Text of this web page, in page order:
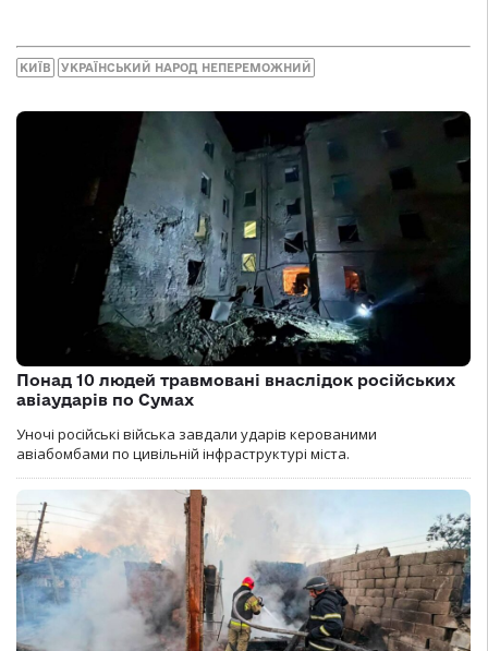
КИЇВ УКРАЇНСЬКИЙ НАРОД НЕПЕРЕМОЖНИЙ
Понад 10 людей травмовані внаслідок російських
авіаударів по Сумах
Уночі російські війська завдали ударів керованими
авіабомбами по цивільній інфраструктурі міста.